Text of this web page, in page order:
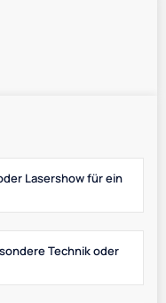
Lasershow für ein
Technik oder